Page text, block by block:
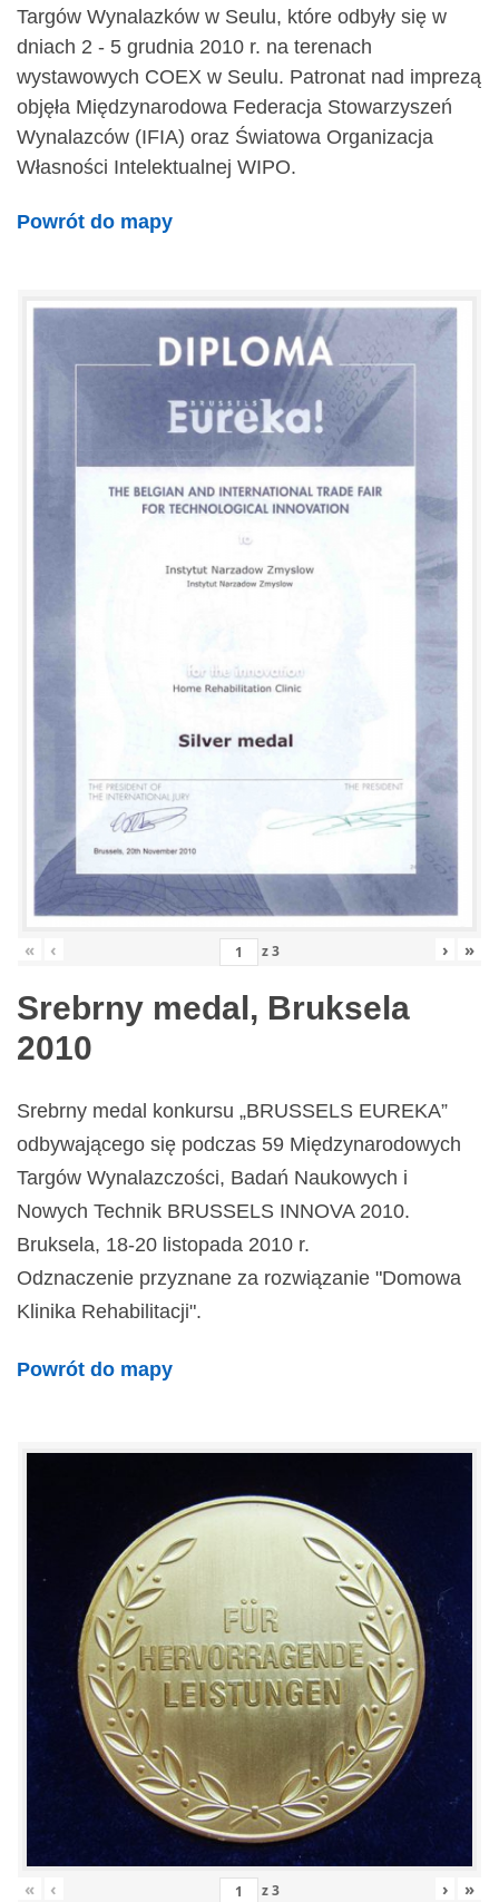
Targów Wynalazków w Seulu, które odbyły się w
dniach 2 - 5 grudnia 2010 r. na terenach
wystawowych COEX w Seulu. Patronat nad imprezą
objęła Międzynarodowa Federacja Stowarzyszeń
Wynalazców (IFIA) oraz Światowa Organizacja
Własności Intelektualnej WIPO.
Powrót do mapy
« ‹ z3 › »
Srebrny medal, Bruksela
2010
Srebrny medal konkursu „BRUSSELS EUREKA”
odbywającego się podczas 59 Międzynarodowych
Targów Wynalazczości, Badań Naukowych i
Nowych Technik BRUSSELS INNOVA 2010.
Bruksela, 18-20 listopada 2010 r.
Odznaczenie przyznane za rozwiązanie "Domowa
Klinika Rehabilitacji".
Powrót do mapy
« ‹ z3 › »